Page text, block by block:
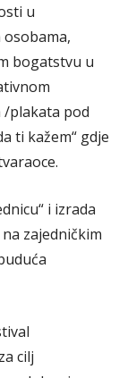
u
bogatstvu u
/plakata pod
ti kažem“ gdje
i izrada
zajedničkim
cilj